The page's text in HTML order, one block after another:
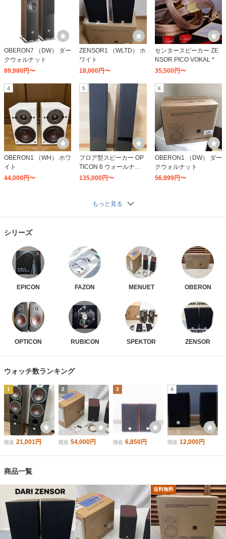
OBERON7 （DW） ダー
クウォルナット
89,980円〜
ZENSOR1 （WLTD） ホ
ワイト
18,000円〜
センタースピーカー ZE
NSOR PICO VOKAL *
35,500円〜
4
OBERON1 （WH） ホワ
イト
44,000円〜
5
フロア型スピーカー OP
TICON 6 ウォールナッ
ト
135,000円〜
6
OBERON1 （DW） ダー
クウォルナット
56,999円〜
もっと見る
シリーズ
EPICON FAZON MENUET OBERON
OPTICON RUBICON SPEKTOR ZENSOR
ウォッチ数ランキング
1
現在 21,001円
2
現在 54,000円
3
現在 6,850円
4
現在 12,000円
商品一覧
送料無料